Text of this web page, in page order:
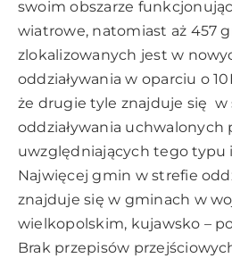
swoim obszarze
wiatrowe, natomiast aż 457
zlokalizowanych jest w
oddziaływania w oparciu o
że drugie tyle znajduje się w
oddziaływania uchwalonych
uwzględniających tego typu
Najwięcej gmin w strefie
znajduje się w gminach w
wielkopolskim, kujawsko –
Brak przepisów